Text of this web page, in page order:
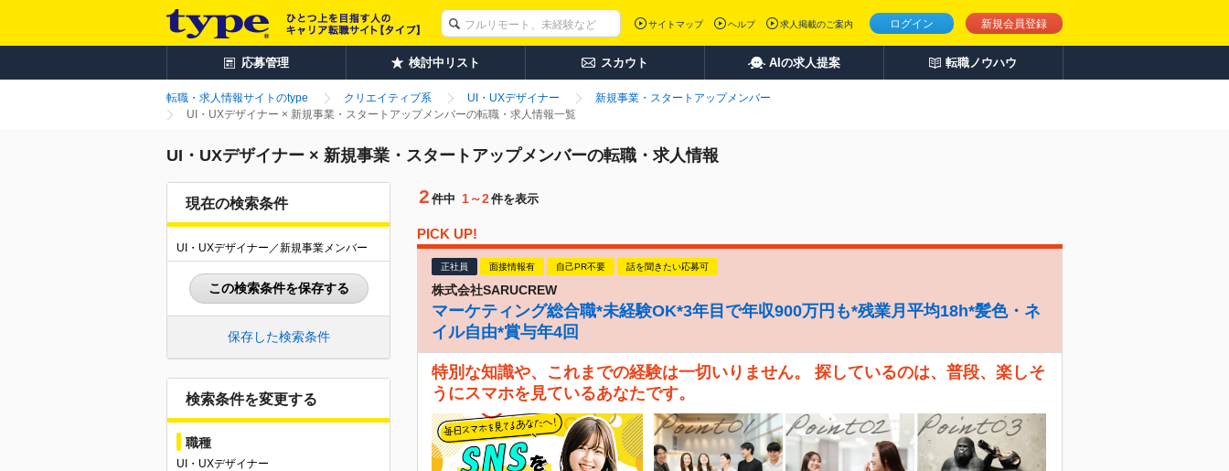
ログイン 新規会員登録
サイトマップ ヘルプ 求人掲載のご案内
応募管理 検討中リスト スカウト AIの求人提案 転職ノウハウ
転職・求人情報サイトのtype クリエイティブ系 UI・UXデザイナー
新規事業・スタートアップメンバー
UI・UXデザイナー × 新規事業・スタートアップメンバーの転職・求人情報一覧
UI・UXデザイナー × 新規事業・スタートアップメンバーの転職・求人情報
現在の検索条件
UI・UXデザイナー／新規事業メンバー
この検索条件を保存する
保存した検索条件
検索条件を変更する
職種
UI・UXデザイナー
2 件中 1～2件を表示
PICK UP!
正社員 面接情報有 自己PR不要 話を聞きたい応募可
株式会社SARUCREW
マーケティング総合職*未経験OK*3年目で年収900万円も*残業月平均18h*髪色・ネ
イル自由*賞与年4回
特別な知識や、これまでの経験は一切いりません。 探しているのは、普段、楽しそ
うにスマホを見ているあなたです。